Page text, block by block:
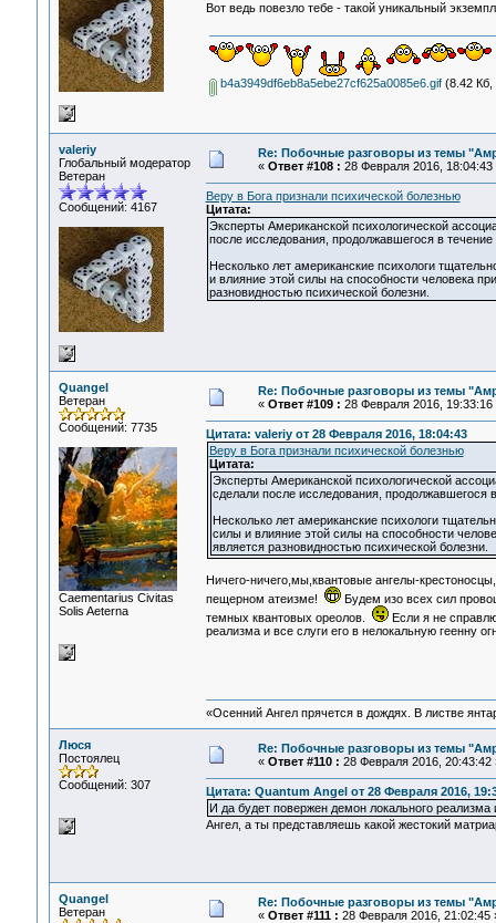
Вот ведь повезло тебе - такой уникальный
b4a3949df6eb8a5ebe27cf625a0085e6.gif(8.42 Кб,
valeriy
Глобальный модератор
Ветеран
Сообщений: 4167
Re: Побочные разговоры из темы
« Ответ #108 : 28 Февраля 2016, 18:04:43
Веру в Бога признали психической болезнью
Цитата:
Эксперты Американской психологической
после исследования, продолжавшегося в течение
Несколько лет американские психологи
и влияние этой силы на способности человека
разновидностью психической болезни.
Quangel
Ветеран
Сообщений: 7735
Сaementarius Civitas
Solis Aeterna
Re: Побочные разговоры из темы
« Ответ #109 : 28 Февраля 2016, 19:33:16
Цитата: valeriy от 28 Февраля 2016, 18:04:43
Веру в Бога признали психической болезнью
Цитата:
Эксперты Американской психологической
сделали после исследования, продолжавшегося
Несколько лет американские психологи
силы и влияние этой силы на способности
является разновидностью психической болезни.
Ничего-ничего,мы,квантовые ангелы-
пещерном атеизме!
Будем изо всех сил
темных квантовых ореолов.
Если я не
реализма и все слуги его в нелокальную геенну
«Осенний Ангел прячется в дождях. В листве
Люся
Постоялец
Сообщений: 307
Re: Побочные разговоры из темы
« Ответ #110 : 28 Февраля 2016, 20:43:42
Цитата: Quantum Angel от 28 Февраля 2016,
И да будет повержен демон локального реализма
Ангел, а ты представляешь какой жестокий
Quangel
Ветеран
Re: Побочные разговоры из темы
« Ответ #111 : 28 Февраля 2016, 21:02:45